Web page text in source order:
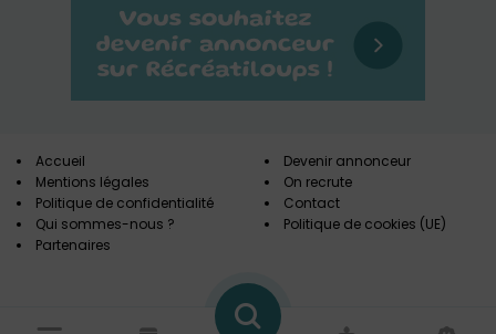
Accueil
Mentions légales
Politique de confidentialité
Qui sommes-nous ?
Partenaires
Devenir annonceur
On recrute
Contact
Politique de cookies (UE)